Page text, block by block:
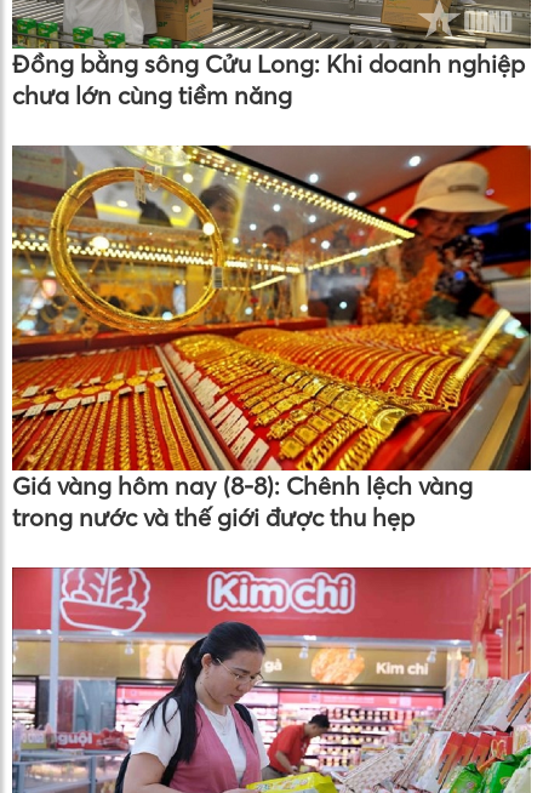
Đồng bằng sông Cửu Long: Khi doanh nghiệp
chưa lớn cùng tiềm năng
Giá vàng hôm nay (8-8): Chênh lệch vàng
trong nước và thế giới được thu hẹp